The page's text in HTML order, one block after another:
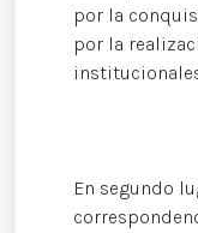
por la
por la
En segundo